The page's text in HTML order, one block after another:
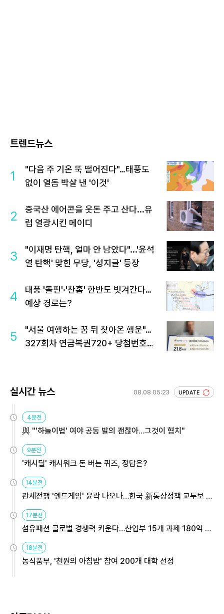
트렌드뉴스
1
"다음 주 기온 뚝 떨어진다"…태풍도
없이 열돔 박살 낸 '이것'
2
중국산 에어콘을 웃돈 주고 산다...유
럽 열광시킨 메이디
3
"이재명 탄핵, 얼마 안 남았다"...'윤석
열 탄핵' 맞힌 무당, '성지글' 등장
4
태풍 '돌핀'·'찬홈' 한반도 빗겨간다…
예상 경로는?
5
"서울 여행하는 꿈 뒤 찾아온 행운"…
327회차 연금복권720+ 당첨번호조
실시간 뉴스 08.08 05:23 UPDATE
4분전
與 "'하늘이법' 여야 공동 발의 괜찮아…그것이 협치"
9분전
'캐시딜' 캐시워크 돈 버는 퀴즈, 정답은?
14분전
관세전쟁 '엔드게임' 윤곽 나오나…한국 新통상정책 교두보 활
용해야
17분전
섬유패션 글로벌 경쟁력 키운다…산업부 15개 과제 180억 지
원
18분전
농식품부, '천원의 아침밥' 참여 200개 대학 선정